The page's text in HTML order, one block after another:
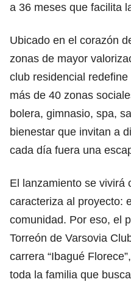
a 36 meses que facilita
Ubicado en el corazón
zonas de mayor
club residencial
más de 40 zonas
bolera, gimnasio, spa,
bienestar que invitan a
cada día fuera una
El lanzamiento se vivirá
caracteriza al proyecto:
comunidad. Por eso, el
Torreón de Varsovia
carrera “Ibagué
toda la familia que